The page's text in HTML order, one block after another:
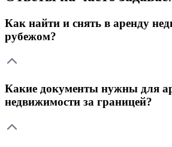
Как найти и снять в аренду
рубежом?
Какие документы нужны для
недвижимости за границей?